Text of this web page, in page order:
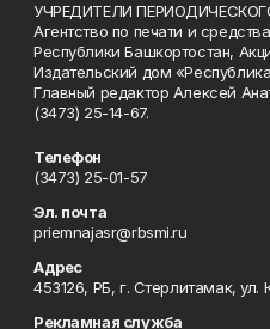
УЧРЕДИТЕЛИ
Агентство по печати и
Республики Башкортостан,
Издательский дом
Главный редактор Алексей
(3473) 25-14-67.
Телефон
(3473) 25-01-57
Эл. почта
priemnajasr@rbsmi.ru
Адрес
453126, РБ, г. Стерлитамак,
Рекламная служба